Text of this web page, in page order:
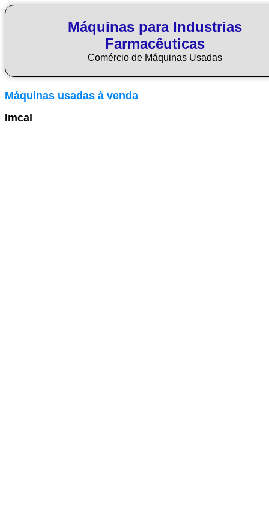
Máquinas para Industrias
Farmacêuticas
Comércio de Máquinas Usadas
Máquinas usadas à venda
Imcal